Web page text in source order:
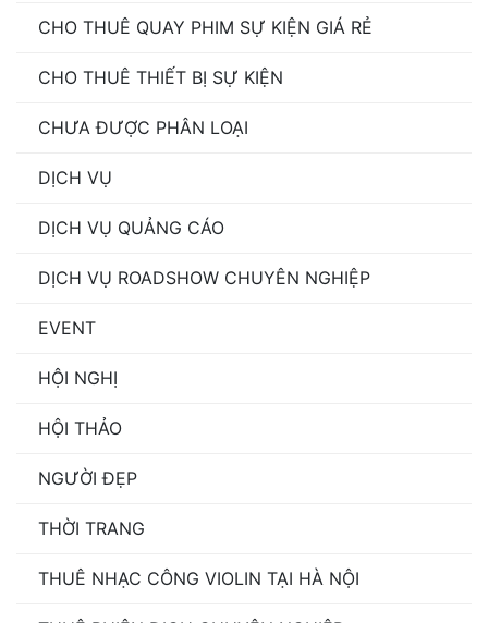
CHO THUÊ QUAY PHIM SỰ KIỆN GIÁ RẺ
CHO THUÊ THIẾT BỊ SỰ KIỆN
CHƯA ĐƯỢC PHÂN LOẠI
DỊCH VỤ
DỊCH VỤ QUẢNG CÁO
DỊCH VỤ ROADSHOW CHUYÊN NGHIỆP
EVENT
HỘI NGHỊ
HỘI THẢO
NGƯỜI ĐẸP
THỜI TRANG
THUÊ NHẠC CÔNG VIOLIN TẠI HÀ NỘI